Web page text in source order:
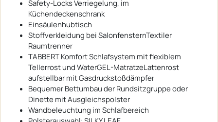
Safety-Locks Verriegelung, im
Küchendeckenschrank
Einsäulenhubtisch
Stoffverkleidung bei SalonfensternTextiler
Raumtrenner
TABBERT Komfort Schlafsystem mit flexiblem
Tellerrost und WaterGEL-MatratzeLattenrost
aufstellbar mit Gasdruckstoßdämpfer
Bequemer Bettumbau der Rundsitzgruppe oder
Dinette mit Ausgleichspolster
Wandbeleuchtung im Schlafbereich